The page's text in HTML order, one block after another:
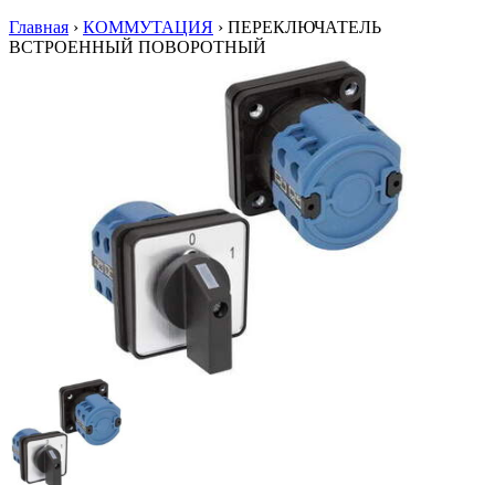
Главная › КОММУТАЦИЯ › ПЕРЕКЛЮЧАТЕЛЬ
ВСТРОЕННЫЙ ПОВОРОТНЫЙ